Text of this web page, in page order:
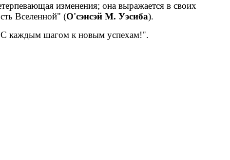
изменения; она выражается в своих
Вселенной" (О'сэнсэйМ. Уэсиба).
каждым шагом к новым успехам!".